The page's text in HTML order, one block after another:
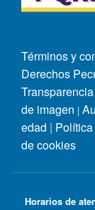
Términos y
Derechos
de imagen |
edad |
de cookies
Horarios de